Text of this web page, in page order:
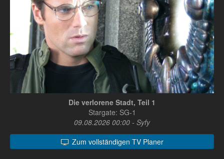
Die verlorene Stadt, Teil 1
Stargate: SG-1
09.08.2026 00:00 - Syfy
Zum vollständigen TV Planer